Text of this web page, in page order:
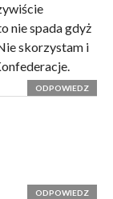
nie spada gdyż
skorzystam i
ODPOWIEDZ
ODPOWIEDZ